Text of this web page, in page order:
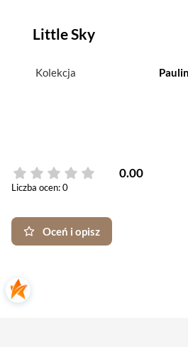
Little Sky
Kolekcja
0.00
Liczba ocen: 0
Oceń i opisz